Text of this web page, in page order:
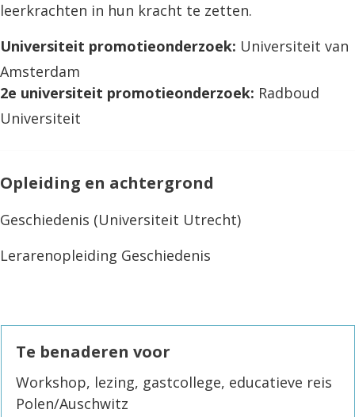
leerkrachten in hun kracht te zetten.
Universiteit promotieonderzoek: Universiteit van
Amsterdam
2e universiteit promotieonderzoek: Radboud
Universiteit
Opleiding en achtergrond
Geschiedenis (Universiteit Utrecht)
Lerarenopleiding Geschiedenis
Te benaderen voor
Workshop, lezing, gastcollege, educatieve reis
Polen/Auschwitz